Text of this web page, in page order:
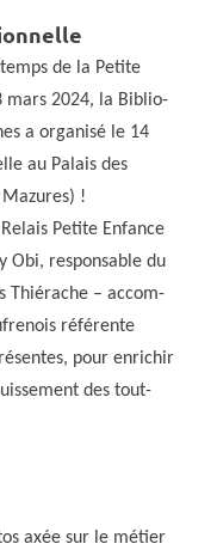
de la Petite
mars 2024, la Biblio­
a orga­nisé le 14
au Palais des
!
Petite Enfance
Obi, respon­sable du
Thié­rache – accom­
réfé­rente
pour enri­chir
des tout-
axée sur le métier